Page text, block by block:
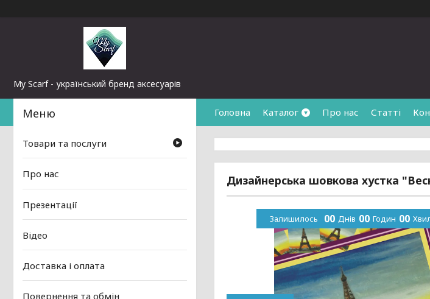
My Scarf - український бренд аксесуарів
Головна Каталог Про нас Статті
Дизайнерська шовкова хустка
Залишилось 00 Днів 00 Годин 00
Товари та послуги
Про нас
Презентації
Відео
Доставка і оплата
Повернення та обмін